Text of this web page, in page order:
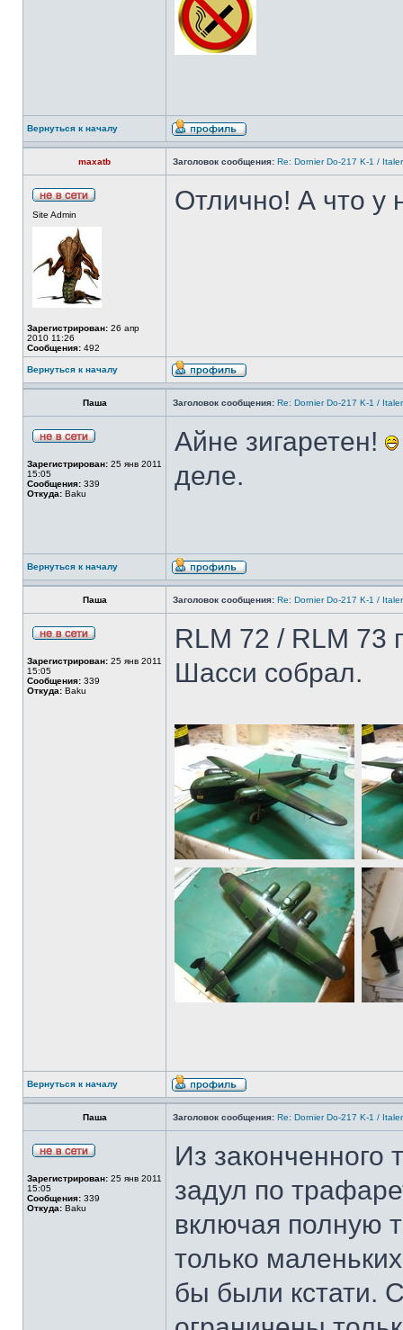
Вернуться к началу
maxatb Заголовок сообщения: Re: Dornier Do-217 K-1 /
Site Admin
Зарегистрирован: 26 апр
2010 11:26
Сообщения: 492
Отлично! А что у
Вернуться к началу
Паша Заголовок сообщения: Re: Dornier Do-217 K-1 /
Зарегистрирован: 25 янв 2011
15:05
Сообщения: 339
Откуда: Baku
Айне зигаретен!
деле.
Вернуться к началу
Паша Заголовок сообщения: Re: Dornier Do-217 K-1 /
Зарегистрирован: 25 янв 2011
15:05
Сообщения: 339
Откуда: Baku
RLM 72 / RLM
Шасси собрал.
Вернуться к началу
Паша Заголовок сообщения: Re: Dornier Do-217 K-1 /
Зарегистрирован: 25 янв 2011
15:05
Сообщения: 339
Откуда: Baku
Из законченного
задул по
включая полную
только
бы были кстати.